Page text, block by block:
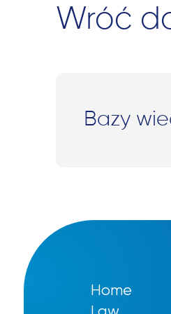
Wróć
Bazy
Home